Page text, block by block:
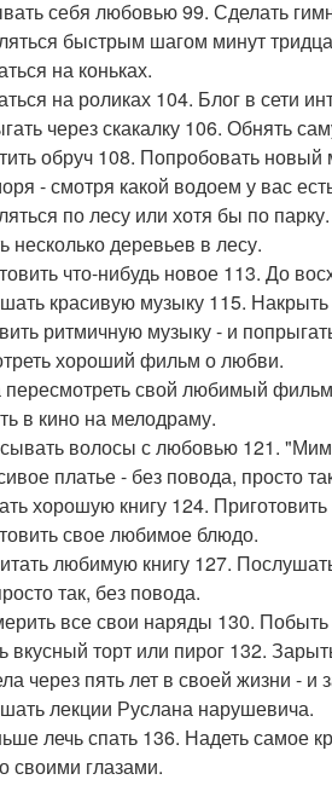
себя любовью 99. Сделать
быстрым шагом минут
на коньках.
на роликах 104. Блог в сети
через скакалку 106. Обнять
обруч 108. Попробовать
- смотря какой водоем у вас
по лесу или хотя бы по парку.
несколько деревьев в лесу.
что-нибудь новое 113. До
красивую музыку 115.
ритмичную музыку - и
хороший фильм о любви.
пересмотреть свой любимый
в кино на мелодраму.
волосы с любовью 121.
платье - без повода, просто
хорошую книгу 124.
свое любимое блюдо.
любимую книгу 127.
так, без повода.
все свои наряды 130.
вкусный торт или пирог 132.
через пять лет в своей жизни - и
лекции Руслана нарушевича.
лечь спать 136. Надеть самое
своими глазами.